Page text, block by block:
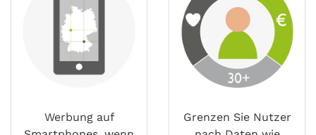
Werbung auf
Grenzen Sie Nutzer